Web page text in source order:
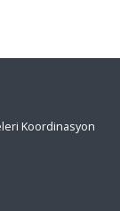
Koordinasyon